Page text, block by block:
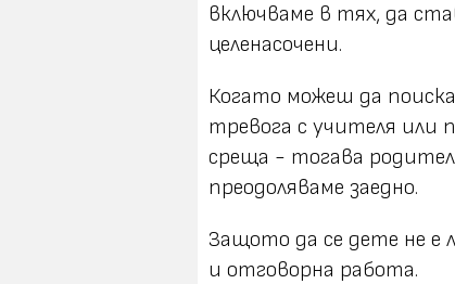
включваме в тях, да
целенасочени.
Когато можеш да
тревога с учителя или
среща - тогава
преодоляваме заедно.
Защото да се дете не е
и отговорна работа.